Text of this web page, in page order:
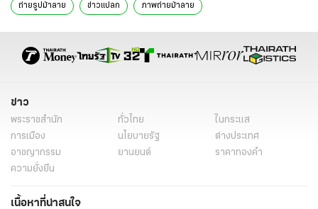
ถ่ายรูปม้าลาย ข่าวแปลก ภาพถ่ายม้าลาย
ข่าว
พระราชสำนัก ทั่วไทย
ในกระแส
การเมือง
นโยบายรัฐ
ต่างประเทศ
อาชญากรรม
ยานยนต์
ราคาทองคำ
ความยั่งยืน
เนื้อหาที่น่าสนใจ